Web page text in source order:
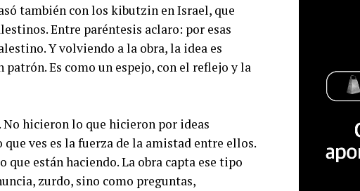
también con los kibutzin en Israel, que
Entre paréntesis aclaro: por esas
Y volviendo a la obra, la idea es
Es como un espejo, con el reflejo y la
hicieron lo que hicieron por ideas
ves es la fuerza de la amistad entre ellos.
están haciendo. La obra capta ese tipo
zurdo, sino como preguntas,